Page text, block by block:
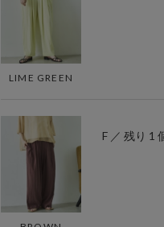
LIME GREEN
F ／ 残り 1